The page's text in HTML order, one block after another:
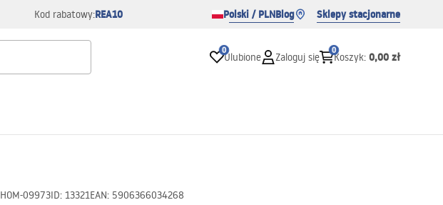
Kod rabatowy:REA10 Polski / PLNBlog Sklepy stacjonarne
0
Ulubione Zaloguj się
0
Koszyk: 0,00 zł
HOM-09973ID: 13321EAN: 5906366034268